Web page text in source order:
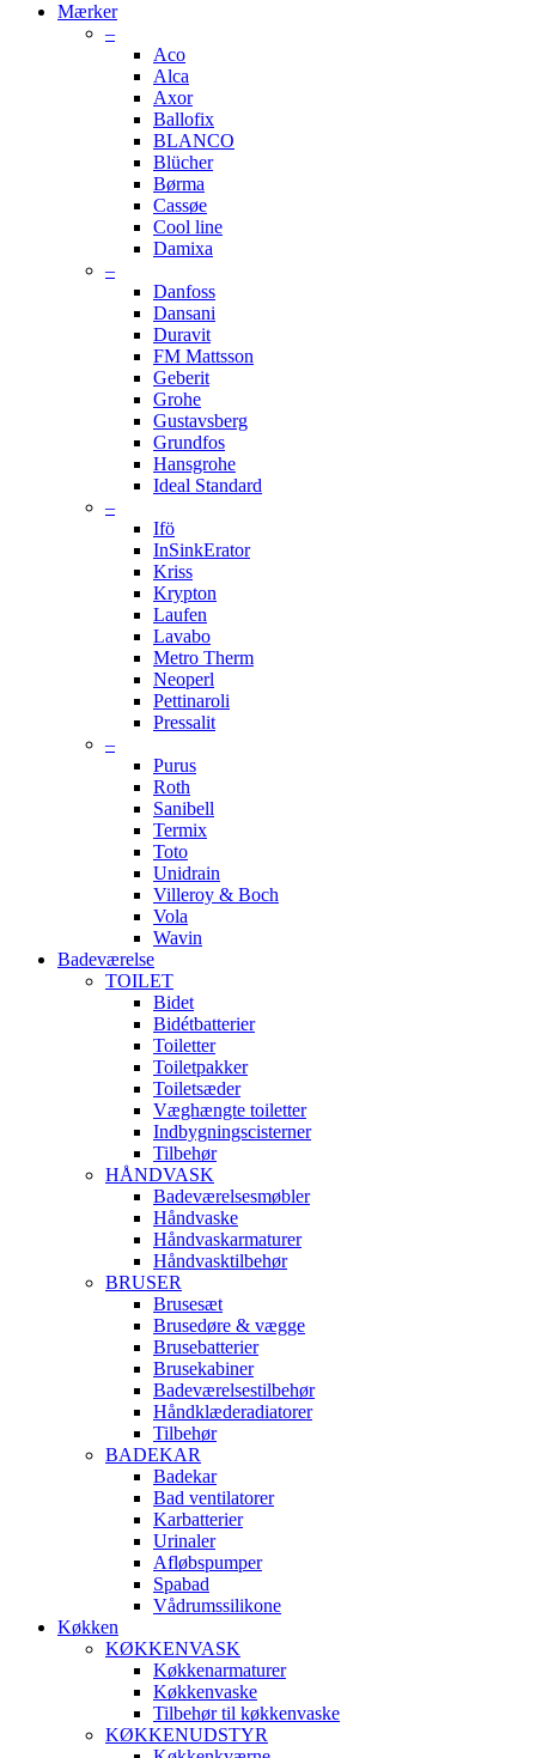
Mærker
–
Aco
Alca
Axor
Ballofix
BLANCO
Blücher
Børma
Cassøe
Cool line
Damixa
–
Danfoss
Dansani
Duravit
FM Mattsson
Geberit
Grohe
Gustavsberg
Grundfos
Hansgrohe
Ideal Standard
–
Ifö
InSinkErator
Kriss
Krypton
Laufen
Lavabo
Metro Therm
Neoperl
Pettinaroli
Pressalit
–
Purus
Roth
Sanibell
Termix
Toto
Unidrain
Villeroy & Boch
Vola
Wavin
Badeværelse
TOILET
Bidet
Bidétbatterier
Toiletter
Toiletpakker
Toiletsæder
Væghængte toiletter
Indbygningscisterner
Tilbehør
HÅNDVASK
Badeværelsesmøbler
Håndvaske
Håndvaskarmaturer
Håndvasktilbehør
BRUSER
Brusesæt
Brusedøre & vægge
Brusebatterier
Brusekabiner
Badeværelsestilbehør
Håndklæderadiatorer
Tilbehør
BADEKAR
Badekar
Bad ventilatorer
Karbatterier
Urinaler
Afløbspumper
Spabad
Vådrumssilikone
Køkken
KØKKENVASK
Køkkenarmaturer
Køkkenvaske
Tilbehør til køkkenvaske
KØKKENUDSTYR